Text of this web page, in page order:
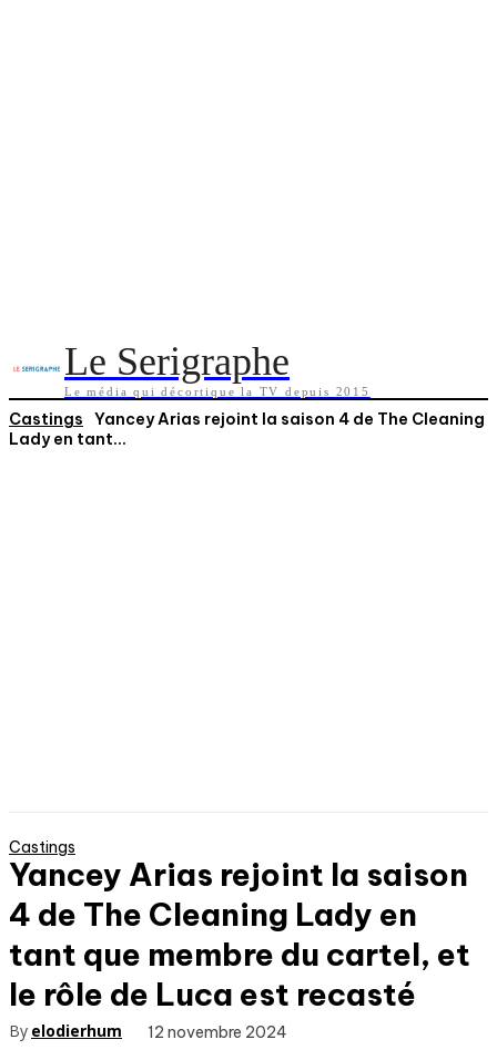
Le Serigraphe
Le média qui décortique la TV depuis 2015
Castings
Yancey Arias rejoint la saison 4 de The Cleaning
Lady en tant...
Castings
Yancey Arias rejoint la saison
4 de The Cleaning Lady en
tant que membre du cartel, et
le rôle de Luca est recasté
By elodierhum 12 novembre 2024